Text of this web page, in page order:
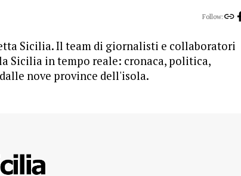
Follow:
Sicilia. Il team di giornalisti e collaboratori
Sicilia in tempo reale: cronaca, politica,
nove province dell'isola.